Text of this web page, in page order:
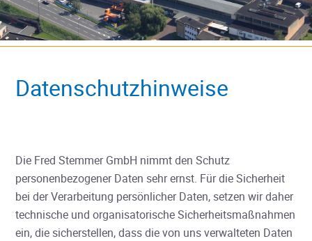
Datenschutzhinweise
Die Fred Stemmer GmbH nimmt den Schutz
personenbezogener Daten sehr ernst. Für die Sicherheit
bei der Verarbeitung persönlicher Daten, setzen wir daher
technische und organisatorische Sicherheitsmaßnahmen
ein, die sicherstellen, dass die von uns verwalteten Daten